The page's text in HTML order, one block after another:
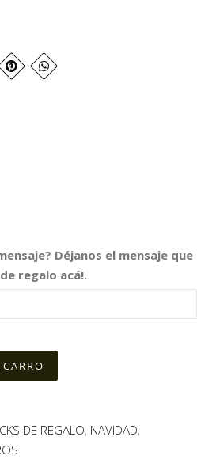
Déjanos el mensaje que
regalo acá!.
DE REGALO, NAVIDAD,